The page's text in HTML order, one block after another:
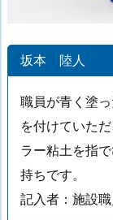
坂本 陸人
職員が青く塗
を付けていた
ラー粘土を指
持ちです。
記入者：施設